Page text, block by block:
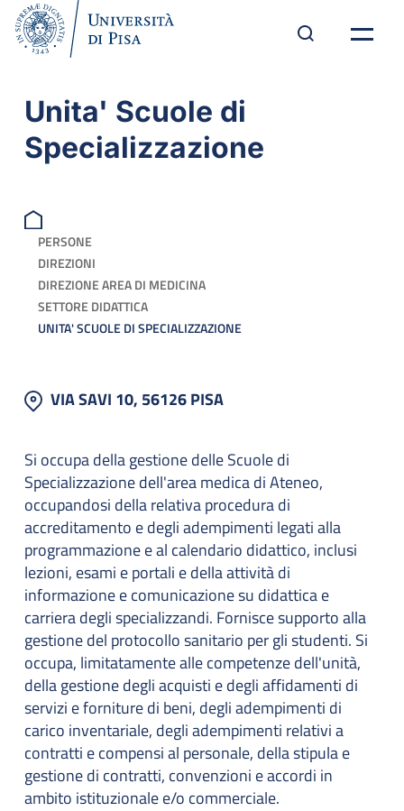
Unita' Scuole di
Specializzazione
PERSONE
DIREZIONI
DIREZIONE AREA DI MEDICINA
SETTORE DIDATTICA
UNITA' SCUOLE DI SPECIALIZZAZIONE
VIA SAVI 10, 56126 PISA
Si occupa della gestione delle Scuole di
Specializzazione dell'area medica di Ateneo,
occupandosi della relativa procedura di
accreditamento e degli adempimenti legati alla
programmazione e al calendario didattico, inclusi
lezioni, esami e portali e della attività di
informazione e comunicazione su didattica e
carriera degli specializzandi. Fornisce supporto alla
gestione del protocollo sanitario per gli studenti. Si
occupa, limitatamente alle competenze dell'unità,
della gestione degli acquisti e degli affidamenti di
servizi e forniture di beni, degli adempimenti di
carico inventariale, degli adempimenti relativi a
contratti e compensi al personale, della stipula e
gestione di contratti, convenzioni e accordi in
ambito istituzionale e/o commerciale.